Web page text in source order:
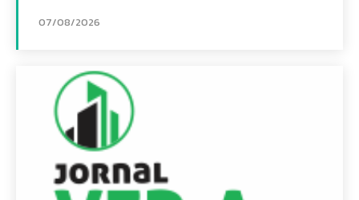
07/08/2026